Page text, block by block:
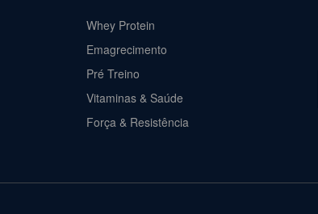
Whey Protein
Emagrecimento
Pré Treino
Vitaminas & Saúde
Força & Resistência